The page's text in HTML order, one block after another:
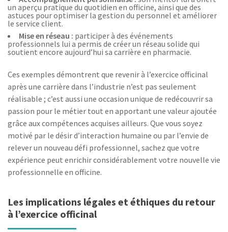
un aperçu pratique du quotidien en officine, ainsi que des
astuces pour optimiser la gestion du personnel et améliorer
le service client.
Mise en réseau : participer à des événements
professionnels lui a permis de créer un réseau solide qui
soutient encore aujourd’hui sa carrière en pharmacie.
Ces exemples démontrent que revenir à l’exercice officinal
après une carrière dans l’industrie n’est pas seulement
réalisable ; c’est aussi une occasion unique de redécouvrir sa
passion pour le métier tout en apportant une valeur ajoutée
grâce aux compétences acquises ailleurs. Que vous soyez
motivé par le désir d’interaction humaine ou par l’envie de
relever un nouveau défi professionnel, sachez que votre
expérience peut enrichir considérablement votre nouvelle vie
professionnelle en officine.
Les implications légales et éthiques du retour
à l’exercice officinal